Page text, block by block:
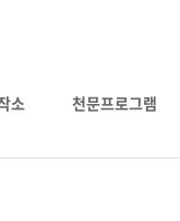
소 천문프로그램